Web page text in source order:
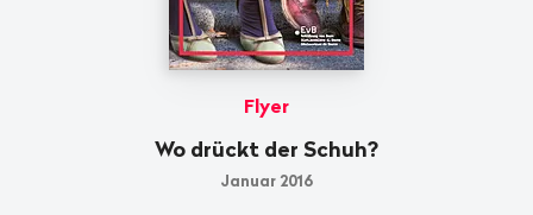
Flyer
Wo drückt der Schuh?
Januar 2016